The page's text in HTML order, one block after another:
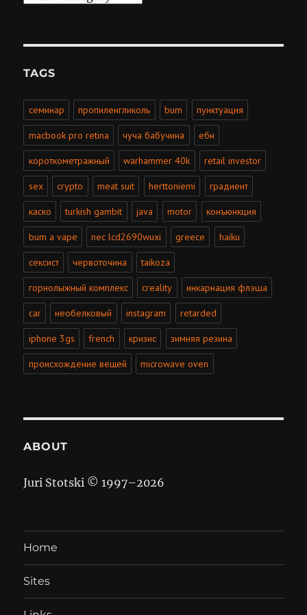
TAGS
семинар пропиленгликоль bum пунктуация
macbook pro retina чуча бабучина ебн
короткометражный warhammer 40k retail investor
sex crypto meat suit herttoniemi градиент
каско turkish gambit java motor конъюнкция
bum a vape nec lcd2690wuxi greece haiku
сексист червоточина taikoza
горнолыжный комплекс creality инкарнация флэша
car необелковый instagram retarded
iphone 3gs french кризис зимняя резина
происхождение вещей microwave oven
ABOUT
Juri Stotski © 1997–2026
Home
Sites